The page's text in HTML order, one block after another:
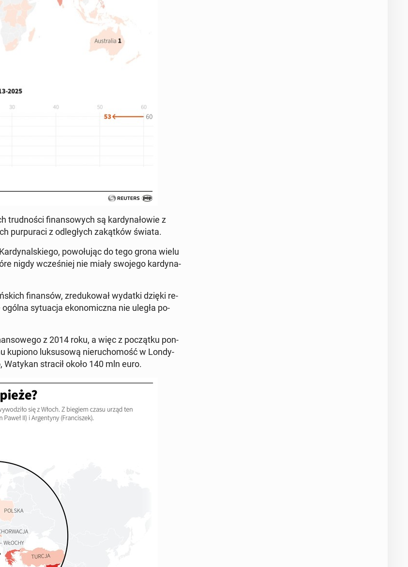
trud­no­ści fi­nan­so­wych są kar­dy­na­ło­wie z
pur­pu­ra­ci z od­le­głych za­kąt­ków świata.
po­wo­łu­jąc do tego grona wielu
nigdy wcze­śniej nie miały swojego kar­dy­na­
fi­nan­sów, zre­du­ko­wał wydatki dzięki re­
sy­tu­acja eko­no­micz­na nie uległa po­
z 2014 roku, a więc z po­cząt­ku pon­
kupiono luk­su­so­wą nie­ru­cho­mość w Lon­dy­
stracił około 140 mln euro.